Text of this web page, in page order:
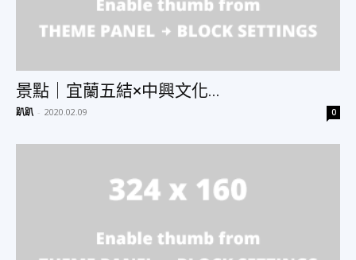
景點｜宜蘭五結×中興文化...
趴趴 - 2020.02.09 0